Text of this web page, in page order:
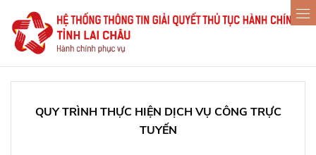
QUY TRÌNH THỰC HIỆN DỊCH VỤ CÔNG TRỰC
TUYẾN